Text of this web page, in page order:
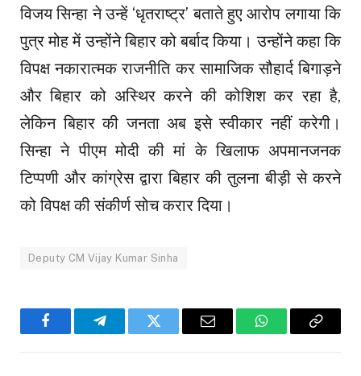
विजय सिन्हा ने उन्हें ‘धृतराष्ट्र’ बताते हुए आरोप लगाया कि
पुत्र मोह में उन्होंने बिहार को बर्बाद किया। उन्होंने कहा कि
विपक्ष नकारात्मक राजनीति कर सामाजिक सौहार्द बिगाड़ने
और बिहार को अस्थिर करने की कोशिश कर रहा है,
लेकिन बिहार की जनता अब इसे स्वीकार नहीं करेगी।
सिन्हा ने पीएम मोदी की मां के खिलाफ अपमानजनक
टिप्पणी और कांग्रेस द्वारा बिहार की तुलना बीड़ी से करने
को विपक्ष की संकीर्ण सोच करार दिया।
Deputy CM Vijay Kumar Sinha
FacebookTelegramTwitter Email WhatsAppCopy